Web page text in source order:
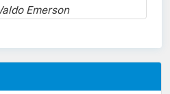
Emerson